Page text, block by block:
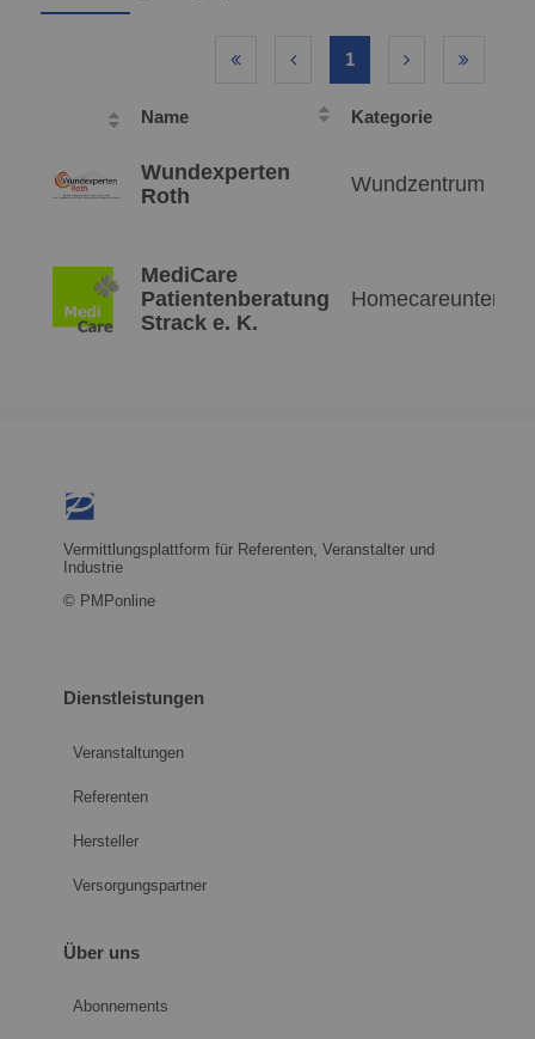
1
Name Kategorie
Wundexperten
Roth
Wundzentrum
MediCare
Patientenberatung
Strack e. K.
Vermittlungsplattform für Referenten, Veranstalter und
Industrie
© PMPonline
Dienstleistungen
Veranstaltungen
Referenten
Hersteller
Versorgungspartner
Über uns
Abonnements